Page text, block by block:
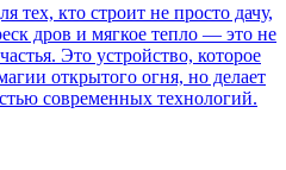
тех, кто строит не просто дачу,
дров и мягкое тепло — это не
Это устройство, которое
открытого огня, но делает
современных технологий.